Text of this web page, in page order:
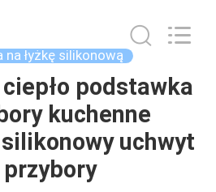
na łyżkę silikonową
podstawka
kuchenne
uchwyt
przybory